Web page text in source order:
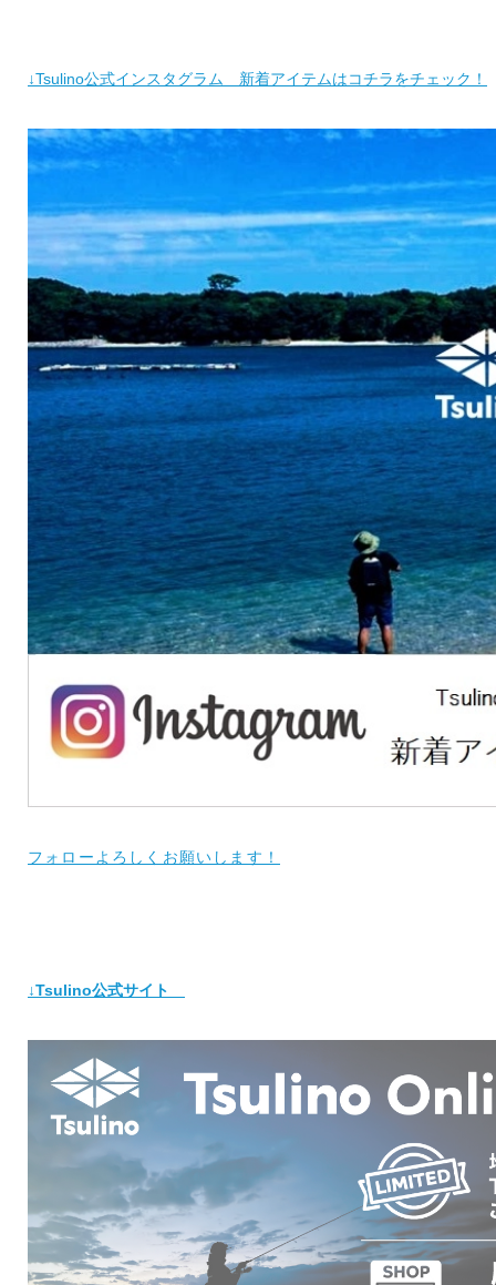
↓Tsulino公式インスタグラム 新着アイテムはコチラをチェック！
フォローよろしくお願いします！
↓Tsulino公式サイト